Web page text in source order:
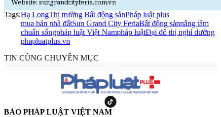
Website: sungrandcityferia.com.vn
Tags:Hạ LongThị trường Bất động sảnPháp luật plus
mua bán nhà đấtSun Grand City FeriaBất động sảnnâng tầm
chuẩn sốngpháp luật Việt Nampháp luậtĐại đô thị nghỉ dưỡng
phapluatplus.vn
TIN CÙNG CHUYÊN MỤC
BÁO PHÁP LUẬT VIỆT NAM